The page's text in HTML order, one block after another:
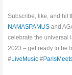
Subscribe, like, and hit
NAMASPAMUS and
celebrate the universal
2023 – get ready to be
#LiveMusic #